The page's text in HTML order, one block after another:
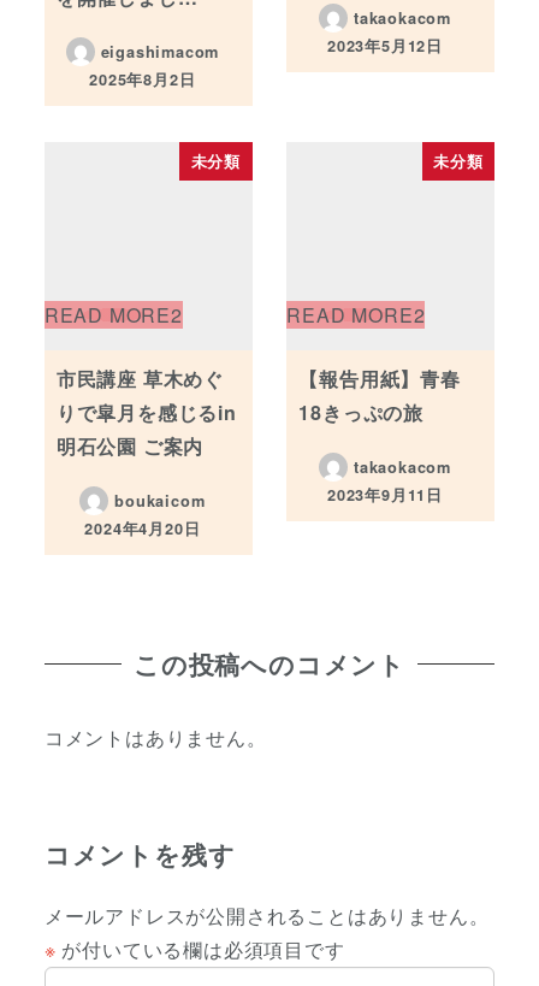
eigashimacom
投稿日
2025年8月2日
takaokacom
投稿日
2023年5月12日
未分類
市民講座 草木めぐ
りで皐月を感じるin
明石公園 ご案内
boukaicom
投稿日
2024年4月20日
未分類
【報告用紙】青春
18きっぷの旅
takaokacom
投稿日
2023年9月11日
この投稿へのコメント
コメントはありません。
コメントを残す
メールアドレスが公開されることはありません。
※ が付いている欄は必須項目です